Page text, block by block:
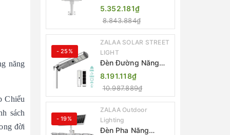
năng
Chiếu
sách
đời
Lượng Mặt Trời
Nhôm Đúc ZALAA
ZL-BWH Cao Cấp
IP65
5.352.181₫
8.843.884₫
- 25%
ZALAA SOLAR STREET
LIGHT
Đèn Đường Năng
Lượng Mặt Trời Tích
Hợp Camera ZALAA
ZL-BJ04-CCTV
(80W, IP65)
8.191.118₫
10.987.889₫
- 19%
ZALAA Outdoor
Lighting
Đèn Pha Năng